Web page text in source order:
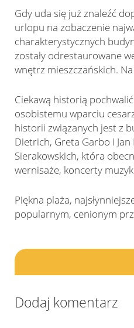
Gdy uda się już znaleźć
urlopu na zobaczenie
charakterystycznych
zostały odrestaurowane
wnętrz mieszczańskich.
Ciekawą historią pochwalić
osobistemu wparciu
historii związanych jest z
Dietrich, Greta Garbo i
Sierakowskich, która
wernisaże, koncerty
Piękna plaża,
popularnym, cenionym
Dodaj komentarz